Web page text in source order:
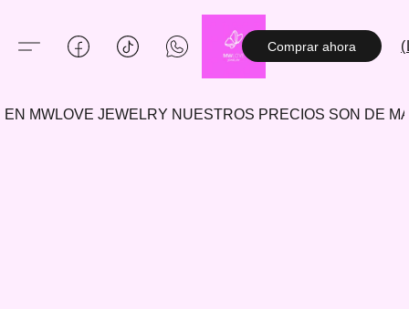
Comprar ahora
EN MWLOVE JEWELRY NUESTROS PRECIOS SON DE